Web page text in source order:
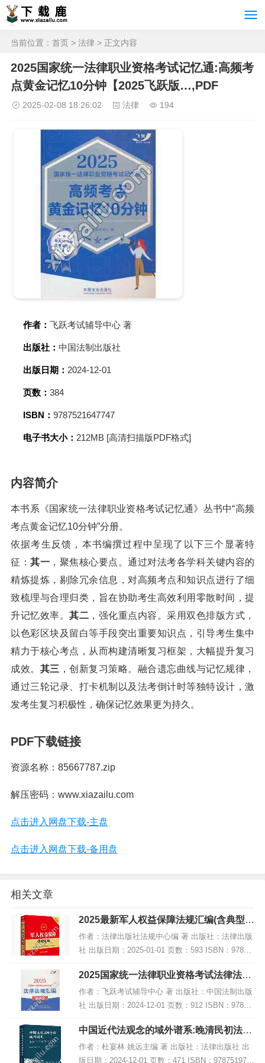
当前位置： 首页 > 法律 > 正文内容
2025国家统一法律职业资格考试记忆通:高频考
点黄金记忆10分钟【2025飞跃版…,PDF
2025-02-08 18:26:02 法律 194
作者： 飞跃考试辅导中心 著
出版社： 中国法制出版社
出版日期： 2024-12-01
页数： 384
ISBN： 9787521647747
电子书大小： 212MB [高清扫描版PDF格式]
内容简介
本书系《国家统一法律职业资格考试记忆通》丛书中“高频
考点黄金记忆10分钟”分册。
依据考生反馈，本书编撰过程中呈现了以下三个显著特
征： 其一 ，聚焦核心要点。通过对法考各学科关键内容的
精炼提炼，剔除冗余信息，对高频考点和知识点进行了细
致梳理与合理归类，旨在协助考生高效利用零散时间，提
升记忆效率。 其二 ，强化重点内容。采用双色排版方式，
以色彩区块及留白等手段突出重要知识点，引导考生集中
精力于核心考点，从而构建清晰复习框架，大幅提升复习
成效。 其三 ，创新复习策略。融合遗忘曲线与记忆规律，
通过三轮记录、打卡机制以及法考倒计时等独特设计，激
发考生复习积极性，确保记忆效果更为持久。
PDF下载链接
资源名称：85667787.zip
解压密码：www.xiazailu.com
点击进入网盘下载-主盘
点击进入网盘下载-备用盘
相关文章
2025最新军人权益保障法规汇编(含典型案
例),PDF下载
作者：法律出版社法规中心编 著 出版社：法律出版
社 出版日期：2025-01-01 页数：593 ISBN：97875
19798079 电子书大小：191MB [高清扫描版PDF格
式] 内容...
2025国家统一法律职业资格考试法律法规
汇编(便携本)第一卷【2025飞跃版?便…,P
DF
作者：飞跃考试辅导中心 著 出版社：中国法制出版
社 出版日期：2024-12-01 页数：912 ISBN：97875
21647723 电子书大小：256MB [高清扫描版PDF格
式] 内容...
中国近代法观念的域外谱系:晚清民初法学
译文选编,PDF下载
作者：杜宴林 姚远主编 著 出版社：法律出版社 出
版日期：2024-12-01 页数：471 ISBN：978751979